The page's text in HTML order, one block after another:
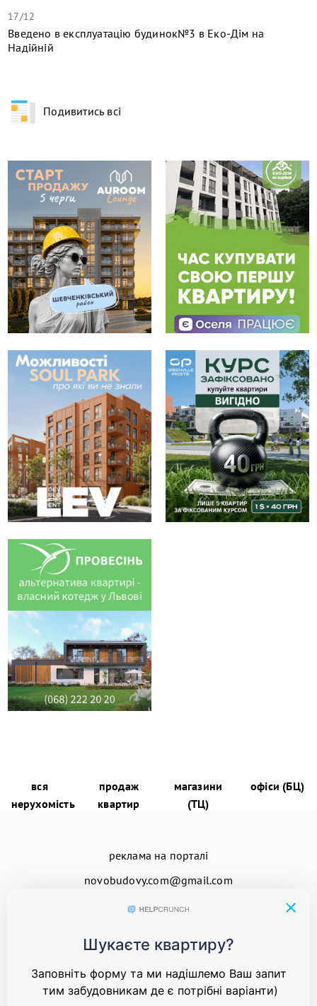
17/12
​Введено в експлуатацію будинок№3 в Еко-Дім на
Надійній
Подивитись всі
вся
нерухомість
продаж
квартир
магазини
(ТЦ)
офіси (БЦ)
реклама на порталі
novobudovy.com@gmail.com
додати нерухомість (компанію)
© 2026Енциклопедія Новобудов®
приєднуйтесь до нас у соцмережах: